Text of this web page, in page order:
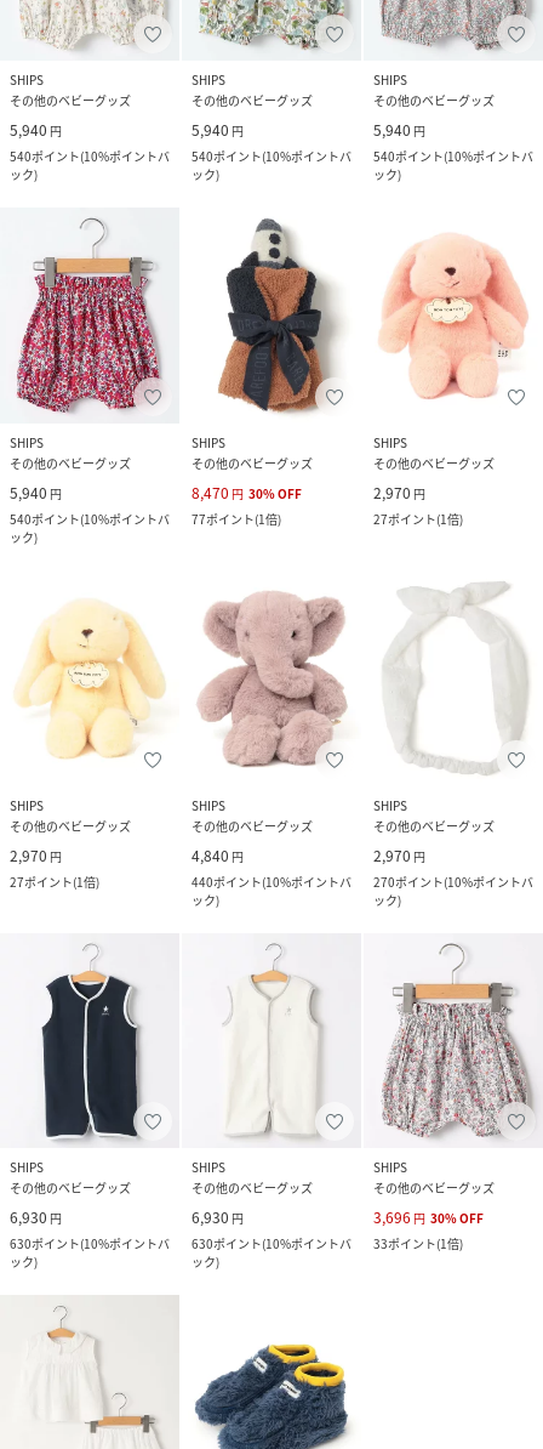
SHIPS
その他のベビーグッズ
5,940 円
540ポイント(10%ポイントバ
ック)
SHIPS
その他のベビーグッズ
5,940 円
540ポイント(10%ポイントバ
ック)
SHIPS
その他のベビーグッズ
5,940 円
540ポイント(10%ポイントバ
ック)
SHIPS
その他のベビーグッズ
5,940 円
540ポイント(10%ポイントバ
ック)
SHIPS
その他のベビーグッズ
8,470 円 30%OFF
77ポイント(1倍)
SHIPS
その他のベビーグッズ
2,970 円
27ポイント(1倍)
SHIPS
その他のベビーグッズ
2,970 円
27ポイント(1倍)
SHIPS
その他のベビーグッズ
4,840 円
440ポイント(10%ポイントバ
ック)
SHIPS
その他のベビーグッズ
2,970 円
270ポイント(10%ポイントバ
ック)
SHIPS
その他のベビーグッズ
6,930 円
630ポイント(10%ポイントバ
ック)
SHIPS
その他のベビーグッズ
6,930 円
630ポイント(10%ポイントバ
ック)
SHIPS
その他のベビーグッズ
3,696 円 30%OFF
33ポイント(1倍)